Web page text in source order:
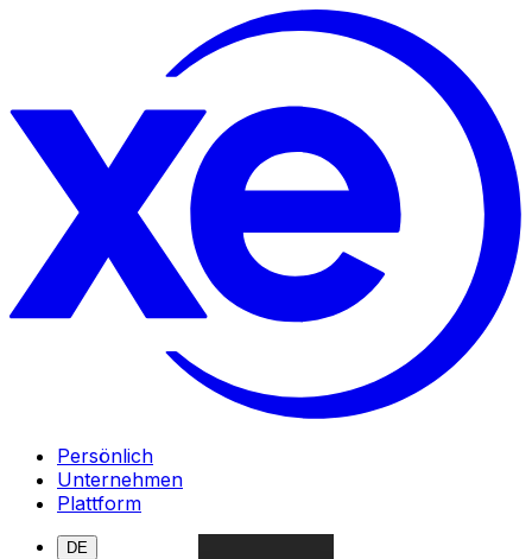
Persönlich
Unternehmen
Plattform
DE